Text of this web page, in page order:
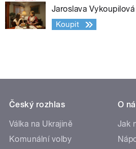
Jaroslava Vykoupilová
Koupit
Český rozhlas
Válka na Ukrajině
Komunální volby
O
Jak